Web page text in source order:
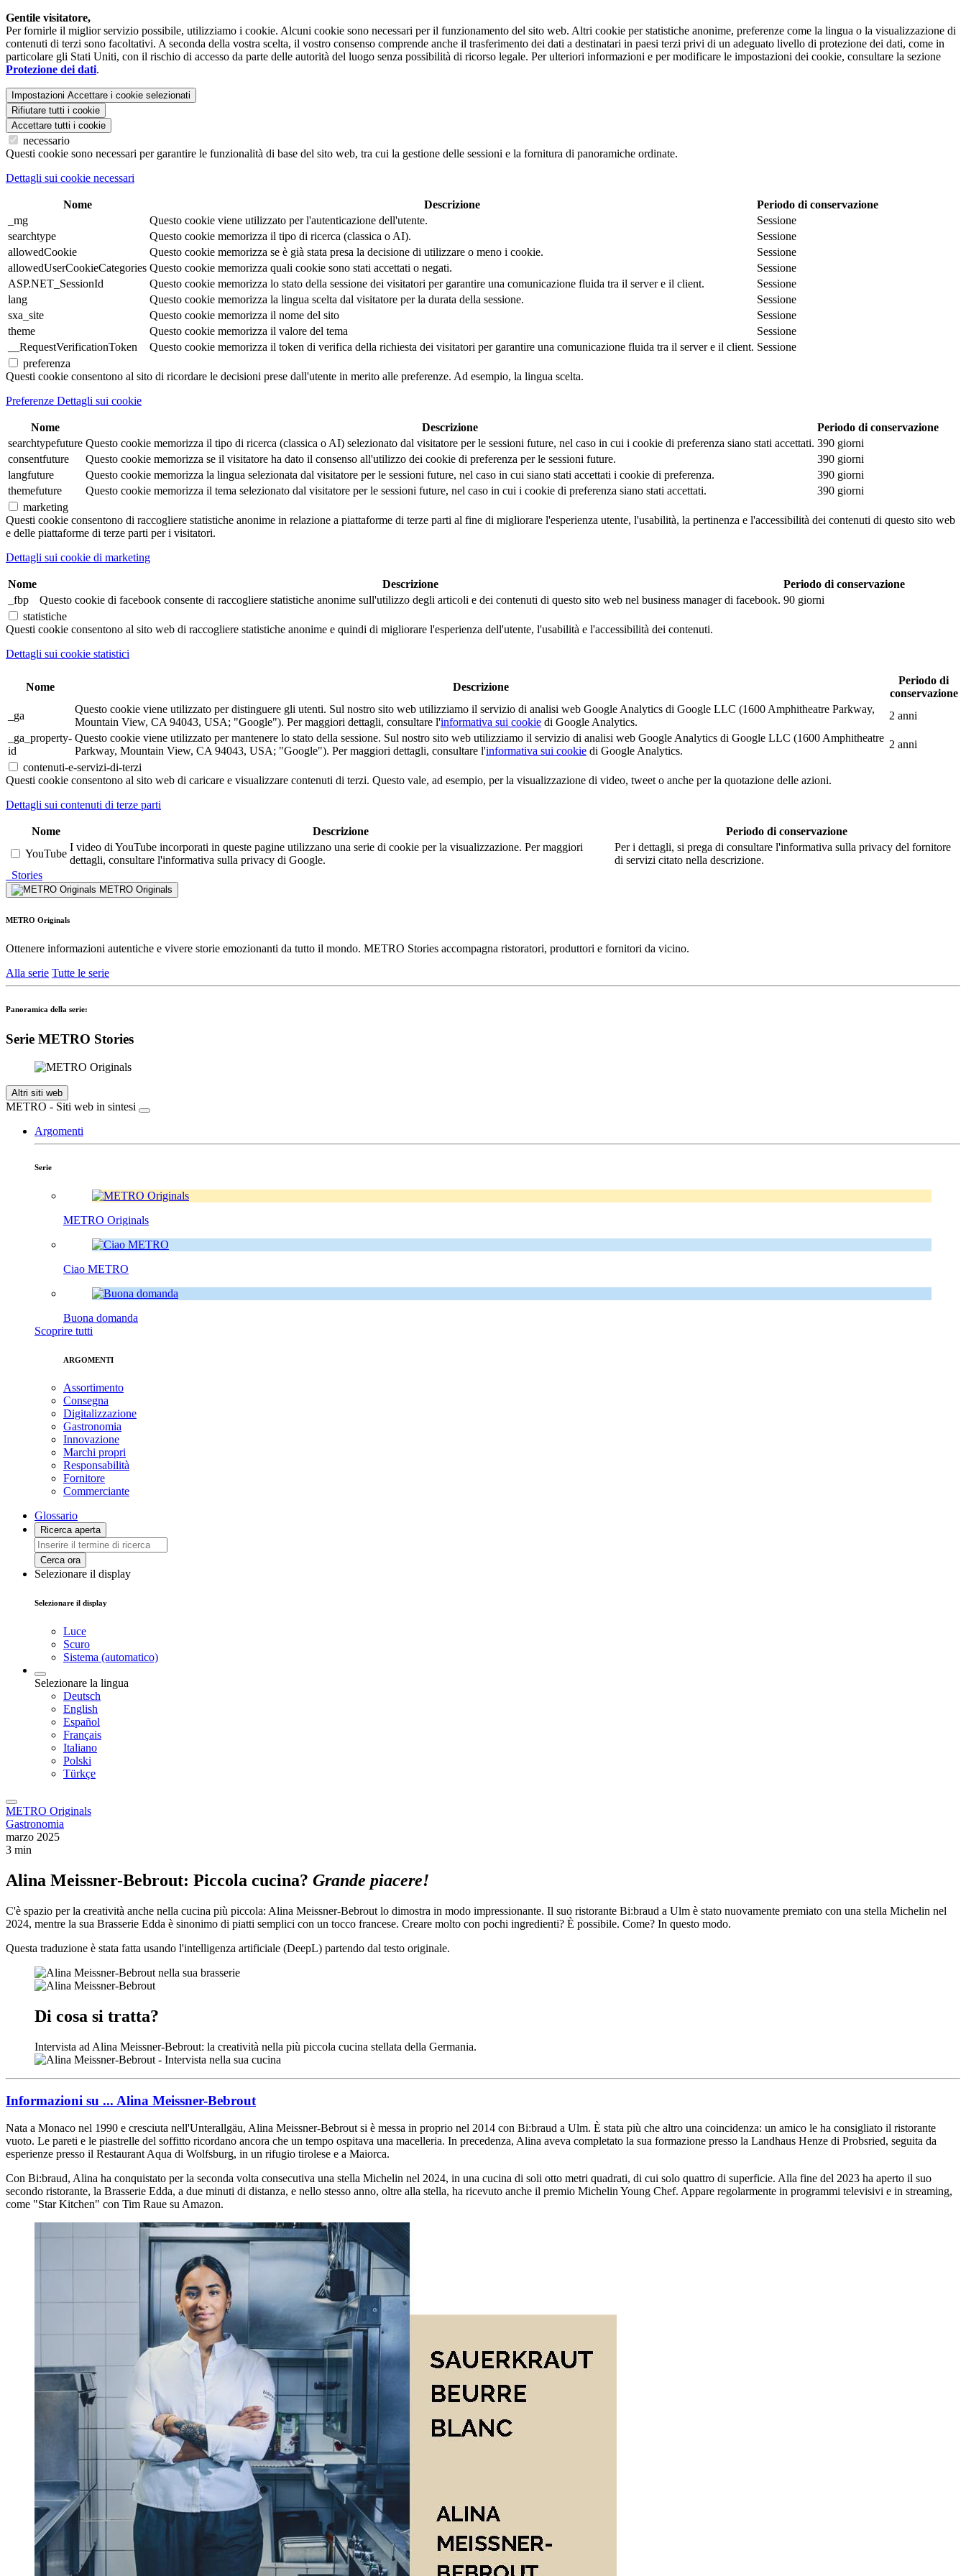
Gentile visitatore,
Per fornirle il miglior servizio possibile, utilizziamo i cookie. Alcuni cookie sono necessari per il funzionamento del sito web. Altri cookie per statistiche anonime, preferenze come la lingua o la visualizzazione di
contenuti di terzi sono facoltativi. A seconda della vostra scelta, il vostro consenso comprende anche il trasferimento dei dati a destinatari in paesi terzi privi di un adeguato livello di protezione dei dati, come in
particolare gli Stati Uniti, con il rischio di accesso da parte delle autorità del luogo senza possibilità di ricorso legale. Per ulteriori informazioni e per modificare le impostazioni dei cookie, consultare la sezione
Protezione dei dati.
Impostazioni Accettare i cookie selezionati
Rifiutare tutti i cookie
Accettare tutti i cookie
necessario
Questi cookie sono necessari per garantire le funzionalità di base del sito web, tra cui la gestione delle sessioni e la fornitura di panoramiche ordinate.
Dettagli sui cookie necessari
Nome Descrizione
Periodo di conservazione
_mg
Questo cookie viene utilizzato per l'autenticazione dell'utente.
Sessione
searchtype
Questo cookie memorizza il tipo di ricerca (classica o AI).
Sessione
allowedCookie
Questo cookie memorizza se è già stata presa la decisione di utilizzare o meno i cookie.
Sessione
allowedUserCookieCategories Questo cookie memorizza quali cookie sono stati accettati o negati.
Sessione
ASP.NET_SessionId
Questo cookie memorizza lo stato della sessione dei visitatori per garantire una comunicazione fluida tra il server e il client.
Sessione
lang
Questo cookie memorizza la lingua scelta dal visitatore per la durata della sessione.
Sessione
sxa_site
Questo cookie memorizza il nome del sito
Sessione
theme
Questo cookie memorizza il valore del tema
Sessione
__RequestVerificationToken
Questo cookie memorizza il token di verifica della richiesta dei visitatori per garantire una comunicazione fluida tra il server e il client. Sessione
preferenza
Questi cookie consentono al sito di ricordare le decisioni prese dall'utente in merito alle preferenze. Ad esempio, la lingua scelta.
Preferenze Dettagli sui cookie
Nome Descrizione
Periodo di conservazione
searchtypefuture Questo cookie memorizza il tipo di ricerca (classica o AI) selezionato dal visitatore per le sessioni future, nel caso in cui i cookie di preferenza siano stati accettati. 390 giorni
consentfuture
Questo cookie memorizza se il visitatore ha dato il consenso all'utilizzo dei cookie di preferenza per le sessioni future.
390 giorni
langfuture
Questo cookie memorizza la lingua selezionata dal visitatore per le sessioni future, nel caso in cui siano stati accettati i cookie di preferenza.
390 giorni
themefuture
Questo cookie memorizza il tema selezionato dal visitatore per le sessioni future, nel caso in cui i cookie di preferenza siano stati accettati.
390 giorni
marketing
Questi cookie consentono di raccogliere statistiche anonime in relazione a piattaforme di terze parti al fine di migliorare l'esperienza utente, l'usabilità, la pertinenza e l'accessibilità dei contenuti di questo sito web
e delle piattaforme di terze parti per i visitatori.
Dettagli sui cookie di marketing
Nome Descrizione
Periodo di conservazione
_fbp
Questo cookie di facebook consente di raccogliere statistiche anonime sull'utilizzo degli articoli e dei contenuti di questo sito web nel business manager di facebook. 90 giorni
statistiche
Questi cookie consentono al sito web di raccogliere statistiche anonime e quindi di migliorare l'esperienza dell'utente, l'usabilità e l'accessibilità dei contenuti.
Dettagli sui cookie statistici
Nome Descrizione
Periodo di
conservazione
_ga
Questo cookie viene utilizzato per distinguere gli utenti. Sul nostro sito web utilizziamo il servizio di analisi web Google Analytics di Google LLC (1600 Amphitheatre Parkway,
Mountain View, CA 94043, USA; "Google"). Per maggiori dettagli, consultare l'informativa sui cookie di Google Analytics.
2 anni
_ga_property-
id
Questo cookie viene utilizzato per mantenere lo stato della sessione. Sul nostro sito web utilizziamo il servizio di analisi web Google Analytics di Google LLC (1600 Amphitheatre
Parkway, Mountain View, CA 94043, USA; "Google"). Per maggiori dettagli, consultare l'informativa sui cookie di Google Analytics.
2 anni
contenuti-e-servizi-di-terzi
Questi cookie consentono al sito web di caricare e visualizzare contenuti di terzi. Questo vale, ad esempio, per la visualizzazione di video, tweet o anche per la quotazione delle azioni.
Dettagli sui contenuti di terze parti
Nome Descrizione
Periodo di conservazione
YouTube
I video di YouTube incorporati in queste pagine utilizzano una serie di cookie per la visualizzazione. Per maggiori
dettagli, consultare l'informativa sulla privacy di Google.
Per i dettagli, si prega di consultare l'informativa sulla privacy del fornitore
di servizi citato nella descrizione.
Stories
METRO Originals
METRO Originals
Ottenere informazioni autentiche e vivere storie emozionanti da tutto il mondo. METRO Stories accompagna ristoratori, produttori e fornitori da vicino.
Alla serie Tutte le serie
Panoramica della serie:
Serie METRO Stories
Altri siti web
METRO - Siti web in sintesi
Argomenti
Serie
METRO Originals
Ciao METRO
Buona domanda
Scoprire tutti
ARGOMENTI
Assortimento
Consegna
Digitalizzazione
Gastronomia
Innovazione
Marchi propri
Responsabilità
Fornitore
Commerciante
Glossario
Ricerca aperta
Cerca ora
Selezionare il display
Selezionare il display
Luce
Scuro
Sistema (automatico)
Selezionare la lingua
Deutsch
English
Español
Français
Italiano
Polski
Türkçe
METRO Originals
Gastronomia
marzo 2025
3 min
Alina Meissner-Bebrout: Piccola cucina? Grande piacere!
C'è spazio per la creatività anche nella cucina più piccola: Alina Meissner-Bebrout lo dimostra in modo impressionante. Il suo ristorante Bi:braud a Ulm è stato nuovamente premiato con una stella Michelin nel
2024, mentre la sua Brasserie Edda è sinonimo di piatti semplici con un tocco francese. Creare molto con pochi ingredienti? È possibile. Come? In questo modo.
Questa traduzione è stata fatta usando l'intelligenza artificiale (DeepL) partendo dal testo originale.
Di cosa si tratta?
Intervista ad Alina Meissner-Bebrout: la creatività nella più piccola cucina stellata della Germania.
Informazioni su ... Alina Meissner-Bebrout
Nata a Monaco nel 1990 e cresciuta nell'Unterallgäu, Alina Meissner-Bebrout si è messa in proprio nel 2014 con Bi:braud a Ulm. È stata più che altro una coincidenza: un amico le ha consigliato il ristorante
vuoto. Le pareti e le piastrelle del soffitto ricordano ancora che un tempo ospitava una macelleria. In precedenza, Alina aveva completato la sua formazione presso la Landhaus Henze di Probsried, seguita da
esperienze presso il Restaurant Aqua di Wolfsburg, in un rifugio tirolese e a Maiorca.
Con Bi:braud, Alina ha conquistato per la seconda volta consecutiva una stella Michelin nel 2024, in una cucina di soli otto metri quadrati, di cui solo quattro di superficie. Alla fine del 2023 ha aperto il suo
secondo ristorante, la Brasserie Edda, a due minuti di distanza, e nello stesso anno, oltre alla stella, ha ricevuto anche il premio Michelin Young Chef. Appare regolarmente in programmi televisivi e in streaming,
come "Star Kitchen" con Tim Raue su Amazon.